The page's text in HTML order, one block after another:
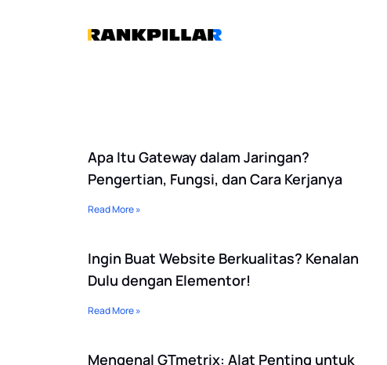
Apa Itu Gateway dalam Jaringan?
Pengertian, Fungsi, dan Cara Kerjanya
Read More »
Ingin Buat Website Berkualitas? Kenalan
Dulu dengan Elementor!
Read More »
Mengenal GTmetrix: Alat Penting untuk